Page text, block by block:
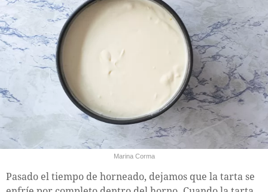
Marina Corma
Pasado el tiempo de horneado, dejamos que la tarta se